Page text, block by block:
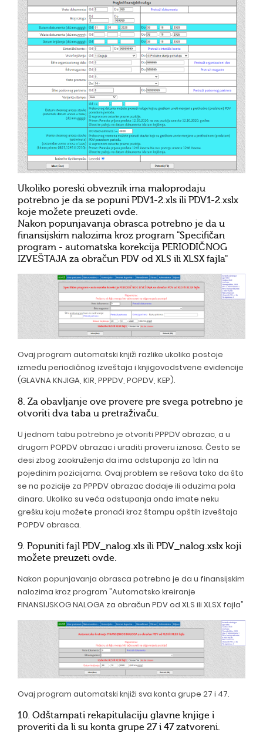
Ukoliko poreski obveznik ima maloprodaju
potrebno je da se popuni PDV1-2.xls ili PDV1-2.xslx
koje možete preuzeti ovde.
Nakon popunjavanja obrasca potrebno je da u
finansijskim nalozima kroz program "Specifičan
program - automatska korekcija PERIODIČNOG
IZVEŠTAJA za obračun PDV od XLS ili XLSX fajla"
Ovaj program automatski knjiži razlike ukoliko postoje
između periodičnog izveštaja i knjigovodstvene evidencije
(GLAVNA KNJIGA, KIR, PPPDV, POPDV, KEP).
8. Za obavljanje ove provere pre svega potrebno je
otvoriti dva taba u pretraživaču.
U jednom tabu potrebno je otvoriti PPPDV obrazac, a u
drugom POPDV obrazac i uraditi proveru iznosa. Često se
desi zbog zaokruženja da ima odstupanja za 1din na
pojedinim pozicijama. Ovaj problem se rešava tako da što
se na pozicije za PPPDV obrazac dodaje ili oduzima pola
dinara. Ukoliko su veća odstupanja onda imate neku
grešku koju možete pronaći kroz štampu opštih izveštaja
POPDV obrasca.
9. Popuniti fajl PDV_nalog.xls ili PDV_nalog.xslx koji
možete preuzeti ovde.
Nakon popunjavanja obrasca potrebno je da u finansijskim
nalozima kroz program "Automatsko kreiranje
FINANSIJSKOG NALOGA za obračun PDV od XLS ili XLSX fajla"
Ovaj program automatski knjiži sva konta grupe 27 i 47.
10. Odštampati rekapitulaciju glavne knjige i
proveriti da li su konta grupe 27 i 47 zatvoreni.